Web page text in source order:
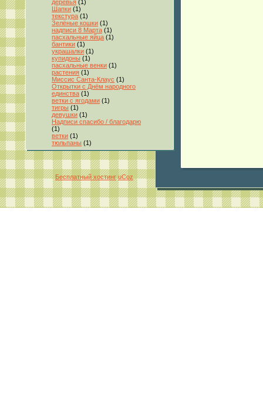
деревья (1)
Шапки (1)
текстура (1)
Зелёные кошки (1)
надписи 8 Марта (1)
пасхальные яйца (1)
бантики (1)
украшалки (1)
купидоны (1)
пасхальные венки (1)
растения (1)
Миссис Санта-Клаус (1)
Открытки с Днём народного
единства (1)
ветки с ягодами (1)
тигры (1)
девушки (1)
Надписи спасибо / благодарю
(1)
ветки (1)
тюльпаны (1)
Бесплатный хостинг uCoz